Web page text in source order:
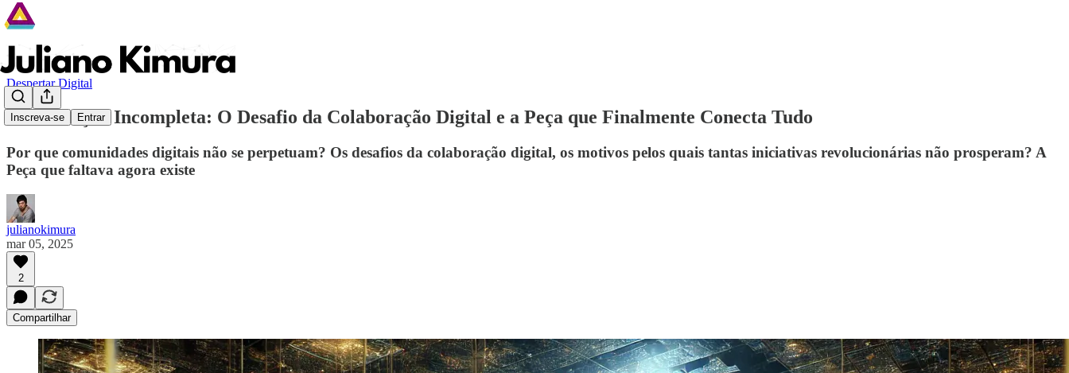
Inscreva-se Entrar
Despertar Digital
A Revolução Incompleta: O Desafio da Colaboração Digital e a Peça que Finalmente Conecta Tudo
Por que comunidades digitais não se perpetuam? Os desafios da colaboração digital, os motivos pelos quais tantas iniciativas revolucionárias não prosperam? A
Peça que faltava agora existe
julianokimura
mar 05, 2025
2
Compartilhar